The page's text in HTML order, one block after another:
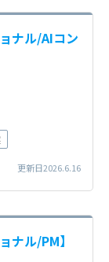
ナル/AIコン
更新日2026.6.16
ナル/PM】